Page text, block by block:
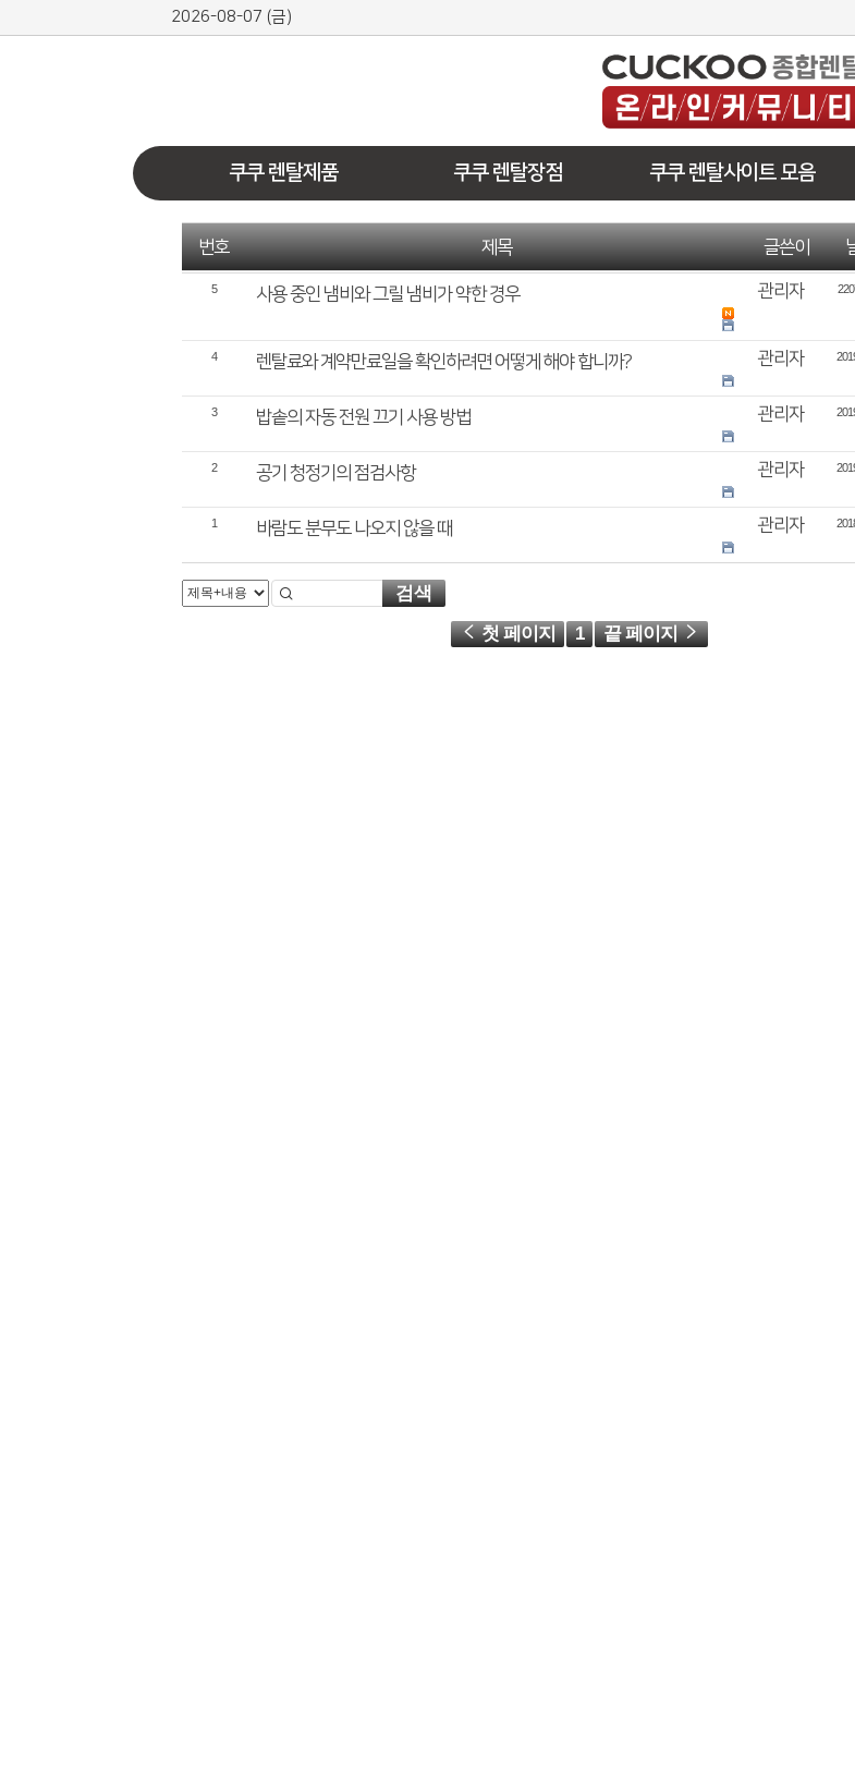
2026-08-07 (금)
쿠쿠 렌탈제품 쿠쿠 렌탈장점 쿠쿠 렌탈사이트 모음
번호 제목 글쓴이
5 사용 중인 냄비와 그릴 냄비가 약한 경우 관리자
4 렌탈료와 계약만료일을 확인하려면 어떻게 해야 합니까? 관리자
3 밥솥의 자동 전원 끄기 사용 방법 관리자
2 공기 청정기의 점검사항 관리자
1 바람도 분무도 나오지 않을 때 관리자
검색
첫 페이지
1 끝 페이지